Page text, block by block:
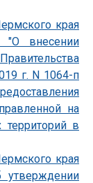
края
внесении
г. N 1064-п
на
территорий в
края